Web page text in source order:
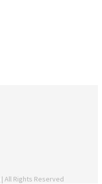
| All Rights Reserved